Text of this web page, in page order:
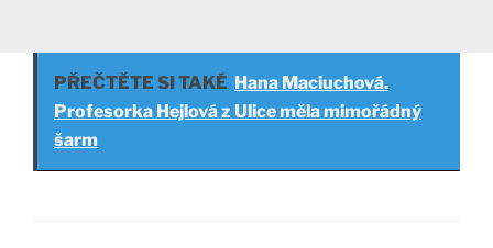
PŘEČTĚTE SI TAKÉ Hana Maciuchová.
Profesorka Hejlová z Ulice měla mimořádný
šarm